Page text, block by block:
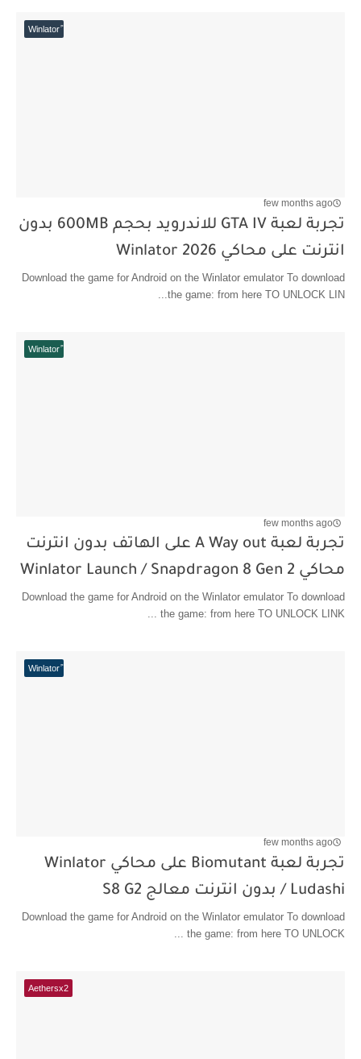
few months ago
تجربة لعبة GTA IV للاندرويد بحجم 600MB بدون
انترنت على محاكي Winlator 2026
Download the game for Android on the Winlator emulator To download
the game: from here TO UNLOCK LIN...
few months ago
تجربة لعبة A Way out على الهاتف بدون انترنت
محاكي Winlator Launch / Snapdragon 8 Gen 2
Download the game for Android on the Winlator emulator To download
the game: from here TO UNLOCK LINK ...
few months ago
تجربة لعبة Biomutant على محاكي Winlator
Ludashi / بدون انترنت معالج S8 G2
Download the game for Android on the Winlator emulator To download
the game: from here TO UNLOCK ...
Aethersx2